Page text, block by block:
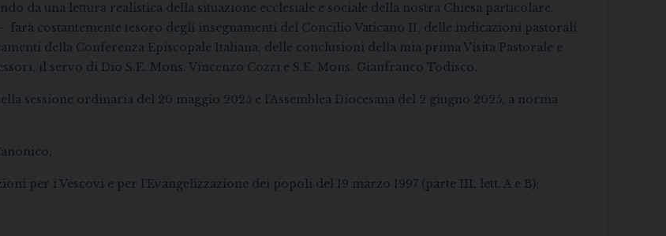
da una lettura realistica della situazione ecclesiale e sociale della nostra Chiesa particolare,
costantemente tesoro degli insegnamenti del Concilio Vaticano II, delle indicazioni pastorali
della Conferenza Episcopale Italiana, delle conclusioni della mia prima Visita Pastorale e
il servo di Dio S.E. Mons. Vincenzo Cozzi e S.E. Mons. Gianfranco Todisco.
sessione ordinaria del 20 maggio 2025 e l’Assemblea Diocesana del 2 giugno 2025, a norma
per i Vescovi e per l’Evangelizzazione dei popoli del 19 marzo 1997 (parte III, lett. A e B);